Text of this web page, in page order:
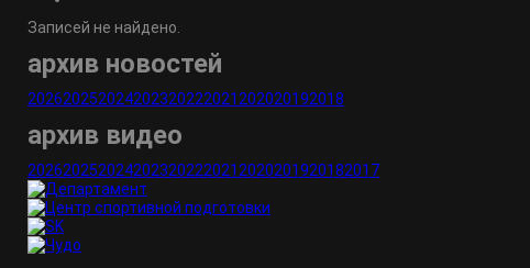
Записей не найдено.
архив новостей
202620252024202320222021 202020192018
архив видео
202620252024202320222021 2020201920182017